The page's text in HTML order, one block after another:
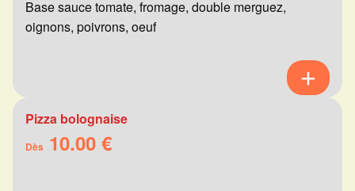
Base sauce tomate, fromage, double merguez,
oignons, poivrons, oeuf
Pizza bolognaise
Dès 10.00 €